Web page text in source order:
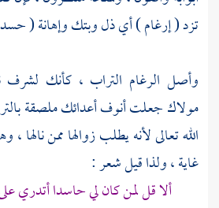
تزد ( إرغام ) أي ذل وبتك وإهانة (
وأصل الرغام التراب ، كأنك
مولاك جعلت أنوف أعدائك ملصقة
الله تعالى لأنه يطلب زوالها ممن نالها
غاية ، ولذا قيل شعر :
ألا قل لمن كان لي حاسدا أتدري